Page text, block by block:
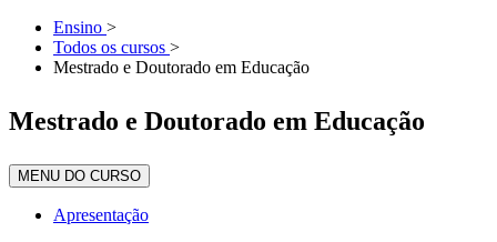
Ensino >
Todos os cursos >
Mestrado e Doutorado em Educação
Mestrado e Doutorado em Educação
MENU DO CURSO
Apresentação